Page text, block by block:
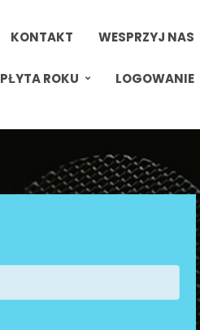
KONTAKT WESPRZYJ NAS
PŁYTA ROKU LOGOWANIE